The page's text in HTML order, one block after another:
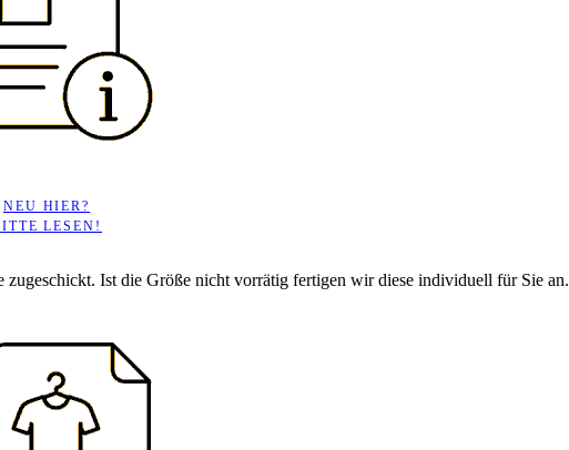
NEU HIER?
LESEN!
zugeschickt. Ist die Größe nicht vorrätig fertigen wir diese individuell für Sie an.